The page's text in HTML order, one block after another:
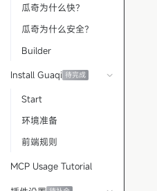
瓜奇为什么快？
瓜奇为什么安全？
Builder
Install Guaqi 待完成
Start
环境准备
前端规则
MCP Usage Tutorial